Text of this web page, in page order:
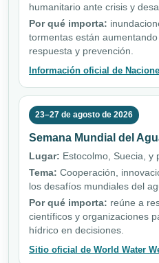
humanitario ante crisis y
Por qué importa:
tormentas están
respuesta y prevención.
Información oficial de
23–27 de agosto de 2026
Semana Mundial del
Lugar: Estocolmo, Suecia, y
Tema: Cooperación,
los desafíos mundiales del
Por qué importa: reúne a
científicos y organizaciones
hídrico en decisiones.
Sitio oficial de World Water